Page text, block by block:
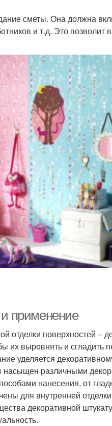
сметы. Она должна
и т.д. Это позволит
и применение
поверхностей –
их выровнять и сгладить
уделяется
различными
нанесения, от
для внутренней отделки,
декоративной